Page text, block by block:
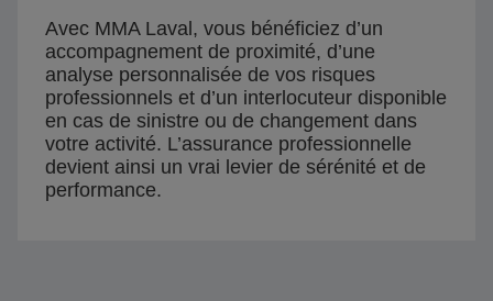
Avec MMA Laval, vous bénéficiez d’un
accompagnement de proximité, d’une
analyse personnalisée de vos risques
professionnels et d’un interlocuteur disponible
en cas de sinistre ou de changement dans
votre activité. L’assurance professionnelle
devient ainsi un vrai levier de sérénité et de
performance.